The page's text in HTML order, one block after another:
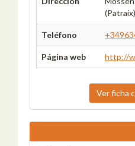
Teléfono
Página web http://
Ver ficha